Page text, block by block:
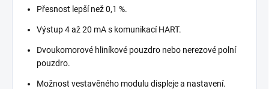
Přesnost lepší než 0,1 %.
Výstup 4 až 20 mA s komunikací HART.
Dvoukomorové hliníkové pouzdro nebo nerezové polní
pouzdro.
Možnost vestavěného modulu displeje a nastavení.